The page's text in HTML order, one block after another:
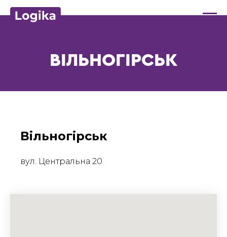
ВІЛЬНОГІРСЬК
Вільногірськ
вул. Центральна 20